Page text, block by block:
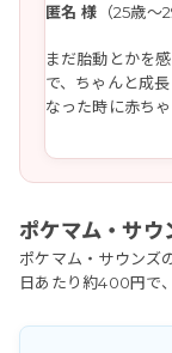
匿名 様 （25歳〜
まだ胎動とかを
で、ちゃんと成
なった時に赤ち
ポケマム・サウ
ポケマム・サウンズ
日あたり約400円で